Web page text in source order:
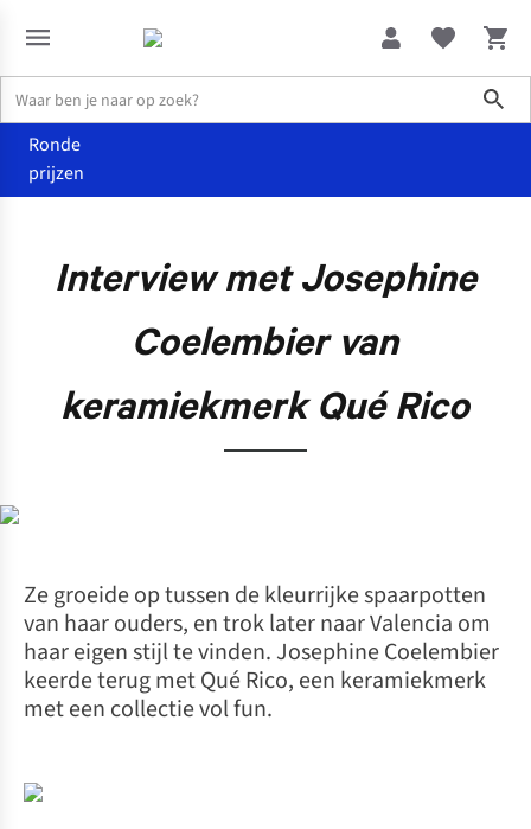
Ronde
prijzen
Interview met Josephine
Coelembier van
keramiekmerk Qué Rico
Ze groeide op tussen de kleurrijke spaarpotten
van haar ouders, en trok later naar Valencia om
haar eigen stijl te vinden. Josephine Coelembier
keerde terug met Qué Rico, een keramiekmerk
met een collectie vol fun.